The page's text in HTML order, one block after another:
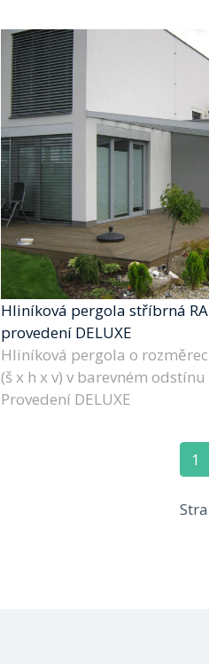
Hliníková pergola stříbrná
provedení DELUXE
Hliníková pergola o
(š x h x v) v barevném
Provedení DELUXE
1